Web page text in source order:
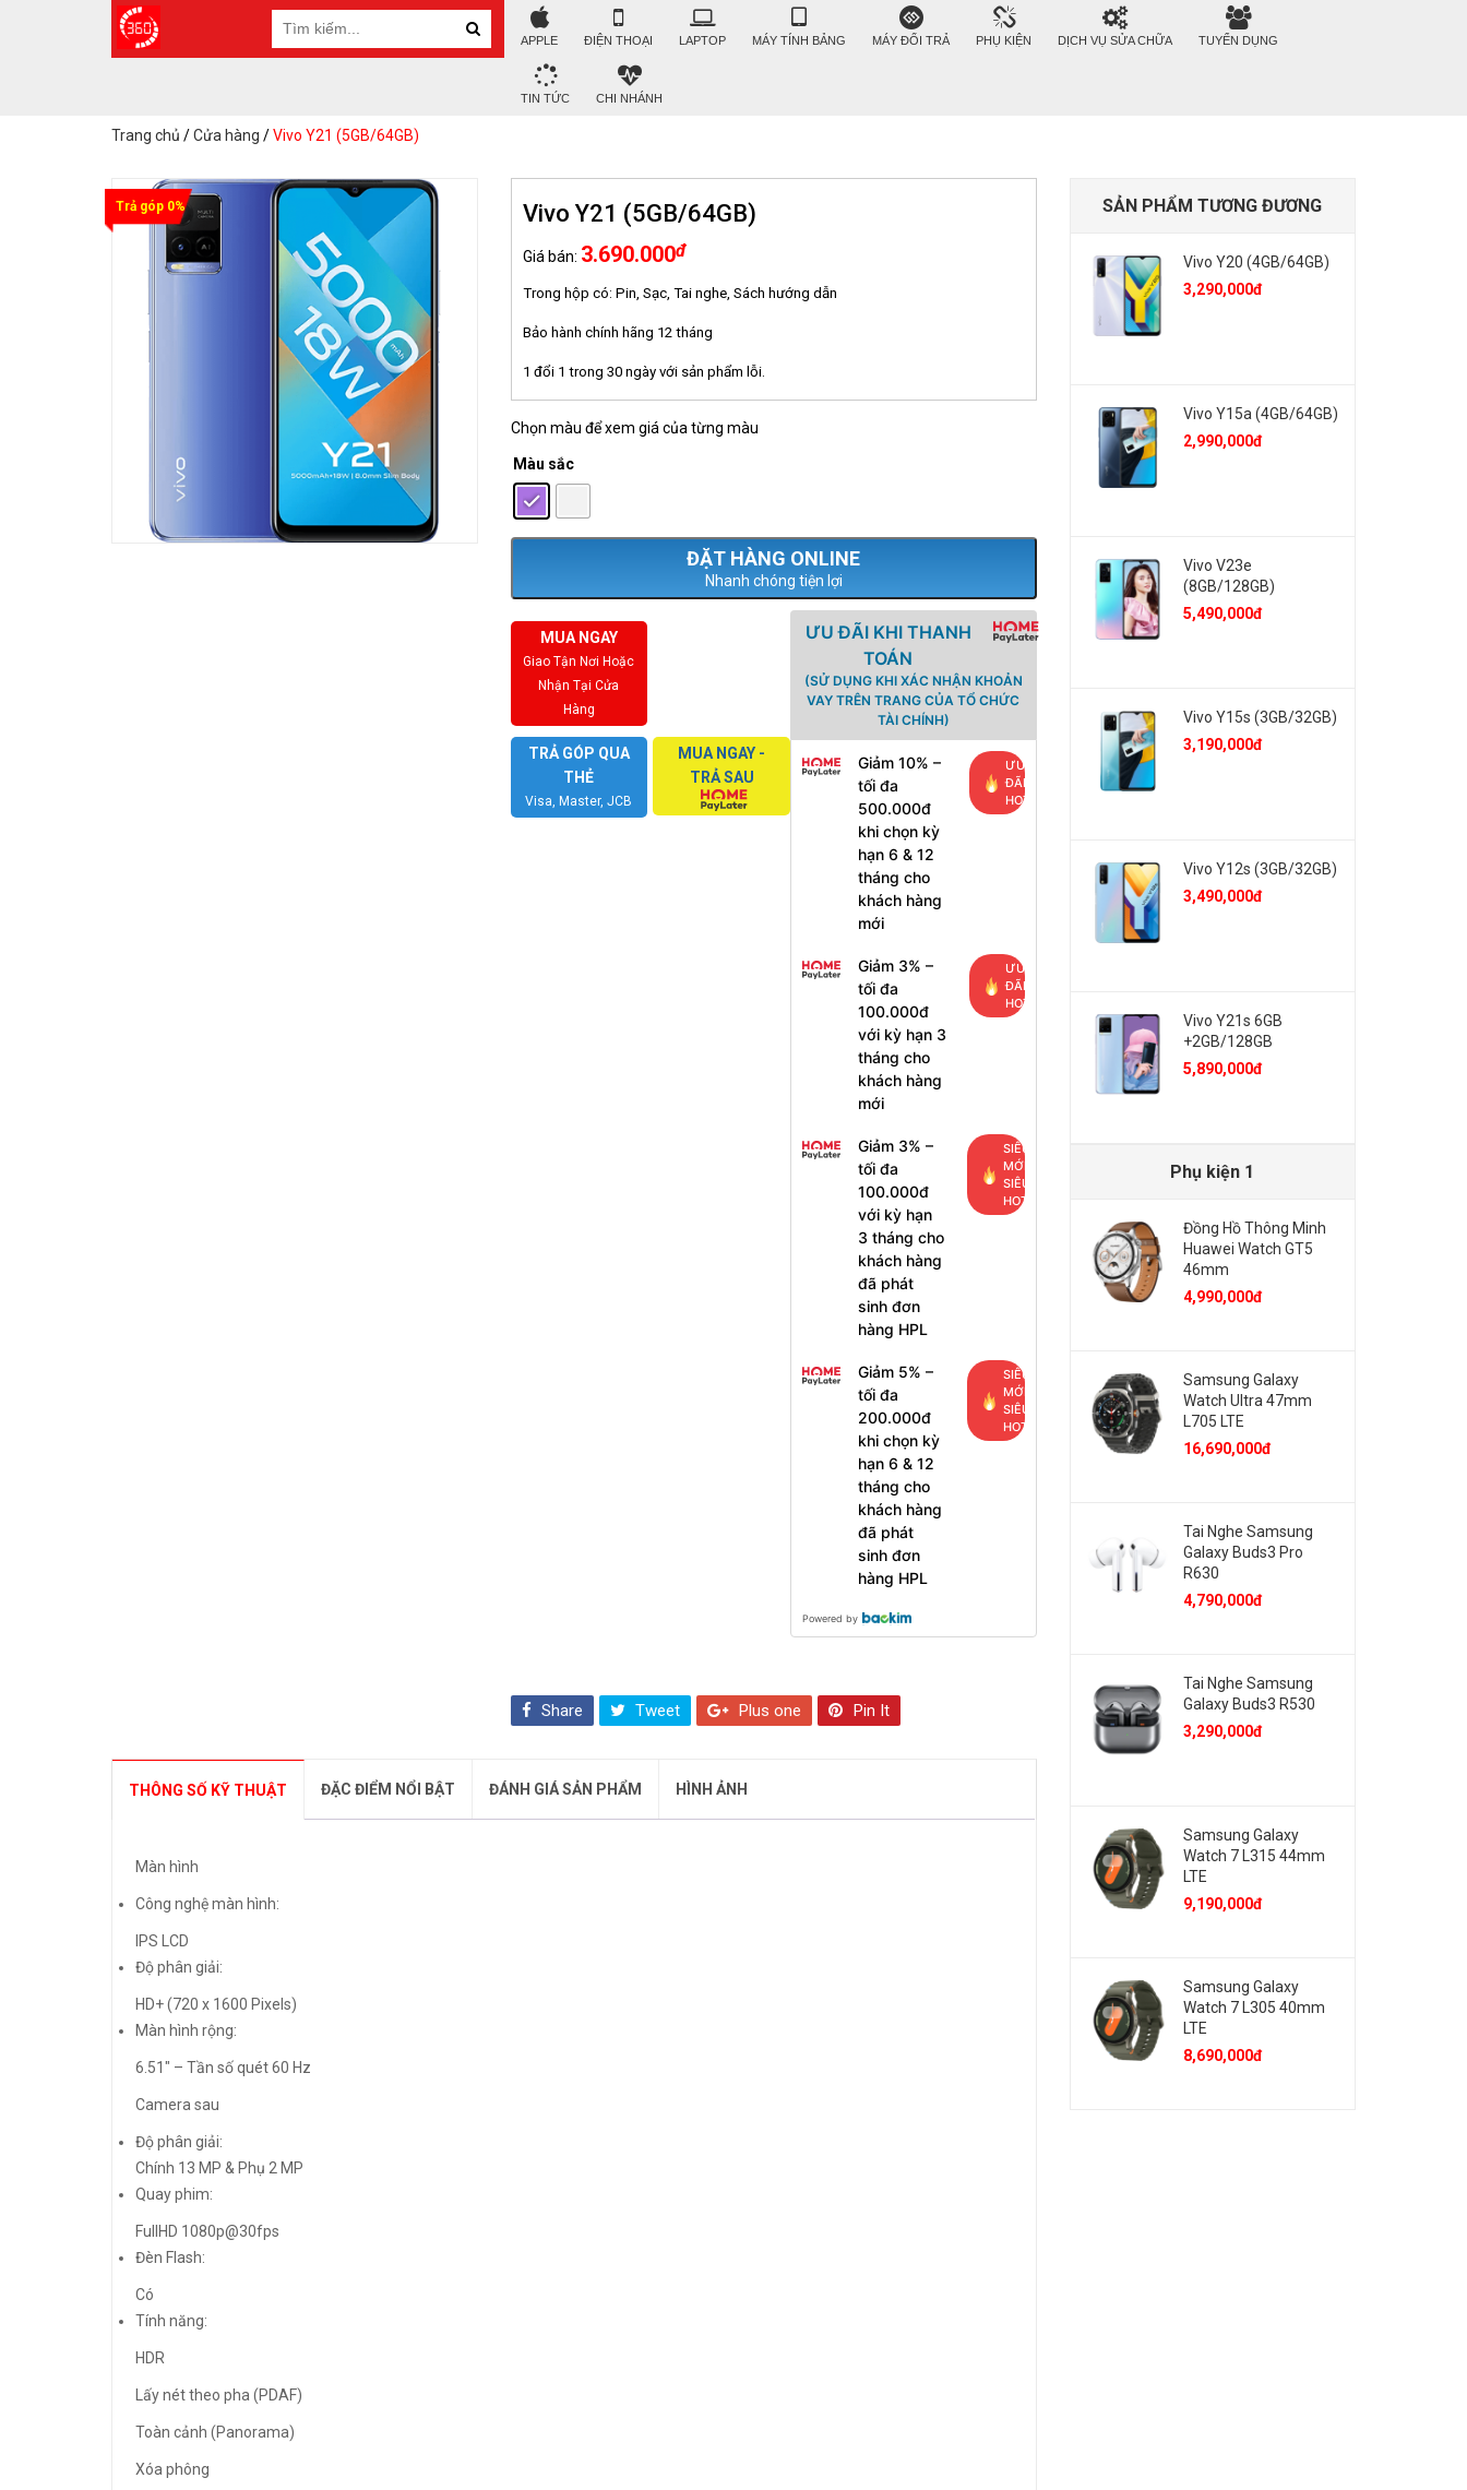
APPLE ĐIỆN THOẠI LAPTOP MÁY TÍNH BẢNG MÁY ĐỔI TRẢ PHỤ KIỆN DỊCH VỤ SỬA CHỮA TUYỂN DỤNG
TIN TỨC CHI NHÁNH
Trang chủ /Cửa hàng /Vivo Y21 (5GB/64GB)
Trả góp 0% Vivo Y21 (5GB/64GB)
Giá bán: 3.690.000đ
Trong hộp có: Pin, Sạc, Tai nghe, Sách hướng dẫn
Bảo hành chính hãng 12 tháng
1 đổi 1 trong 30 ngày với sản phẩm lỗi.
Chọn màu để xem giá của từng màu
Màu sắc
Nhanh chóng tiện lợi
MUA NGAY
Giao Tận Nơi Hoặc
Nhận Tại Cửa
Hàng
TRẢ GÓP QUA
THẺ
Visa, Master, JCB
MUA NGAY -
TRẢ SAU
ƯU ĐÃI KHI THANH
TOÁN
(SỬ DỤNG KHI XÁC NHẬN KHOẢN
VAY TRÊN TRANG CỦA TỔ CHỨC
TÀI CHÍNH)
Giảm 10% –
tối đa
500.000đ
khi chọn kỳ
hạn 6 & 12
tháng cho
khách hàng
mới
ƯU
ĐÃI
HOT
Giảm 3% –
tối đa
100.000đ
với kỳ hạn 3
tháng cho
khách hàng
mới
ƯU
ĐÃI
HOT
Giảm 3% –
tối đa
100.000đ
với kỳ hạn
3 tháng cho
khách hàng
đã phát
sinh đơn
hàng HPL
SIÊU
MỚI,
SIÊU
HOT
Giảm 5% –
tối đa
200.000đ
khi chọn kỳ
hạn 6 & 12
tháng cho
khách hàng
đã phát
sinh đơn
hàng HPL
SIÊU
MỚI,
SIÊU
HOT
Powered by
Share Tweet Plus one Pin It
THÔNG SỐ KỸ THUẬT ĐẶC ĐIỂM NỔI BẬT ĐÁNH GIÁ SẢN PHẨM HÌNH ẢNH
Màn hình
Công nghệ màn hình:
IPS LCD
Độ phân giải:
HD+ (720 x 1600 Pixels)
Màn hình rộng:
6.51″ – Tần số quét 60 Hz
Camera sau
Độ phân giải:
Chính 13 MP & Phụ 2 MP
Quay phim:
FullHD 1080p@30fps
Đèn Flash:
Có
Tính năng:
HDR
Lấy nét theo pha (PDAF)
Toàn cảnh (Panorama)
Xóa phông
SẢN PHẨM TƯƠNG ĐƯƠNG
Vivo Y20 (4GB/64GB)
3,290,000đ
Vivo Y15a (4GB/64GB)
2,990,000đ
Vivo V23e
(8GB/128GB)
5,490,000đ
Vivo Y15s (3GB/32GB)
3,190,000đ
Vivo Y12s (3GB/32GB)
3,490,000đ
Vivo Y21s 6GB
+2GB/128GB
5,890,000đ
Phụ kiện 1
Đồng Hồ Thông Minh
Huawei Watch GT5
46mm
4,990,000đ
Samsung Galaxy
Watch Ultra 47mm
L705 LTE
16,690,000đ
Tai Nghe Samsung
Galaxy Buds3 Pro
R630
4,790,000đ
Tai Nghe Samsung
Galaxy Buds3 R530
3,290,000đ
Samsung Galaxy
Watch 7 L315 44mm
LTE
9,190,000đ
Samsung Galaxy
Watch 7 L305 40mm
LTE
8,690,000đ